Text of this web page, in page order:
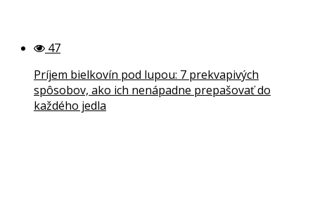
47
Príjem bielkovín pod lupou: 7 prekvapivých
spôsobov, ako ich nenápadne prepašovať do
každého jedla